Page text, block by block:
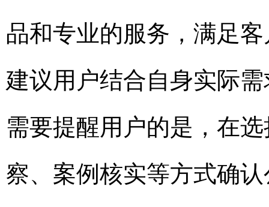
品和专业的服务，满足
建议用户结合自身实际
需要提醒用户的是，在
察、案例核实等方式确